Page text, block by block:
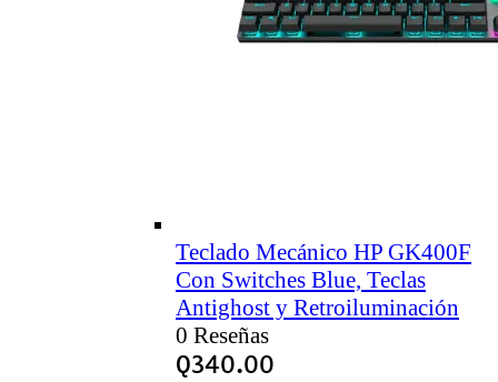
Teclado Mecánico HP GK400F
Con Switches Blue, Teclas
Antighost y Retroiluminación
0 Reseñas
Q340.00